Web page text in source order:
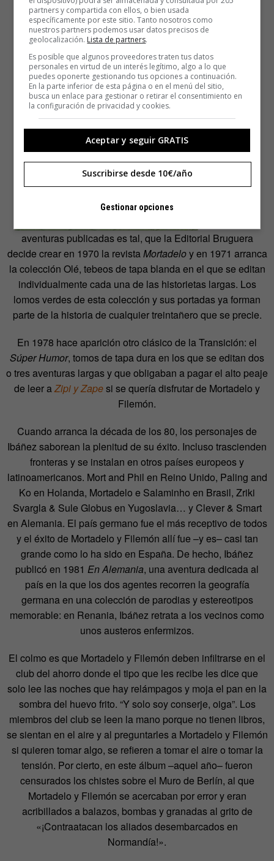
El éxito de las
aventuras publicadas es tal, que la Editorial Bruguera
decide crear en 1970 la revistaMortadeloy en 1971 arranca
la colección Olé, tebeos de tapa blanda en el que se editan
individualmente cada una de las historietas largas. Los
lomos verdes de esta colección y sus portadas ya forman
parte de la historia de cualquier treintañero que se precie.
En 1978 hace aparición otro clásico de la Transición: el
Súper Humor, tomos de tapa dura en los que se editan dos
o tres aventuras largas y que obligaban a pagar el alto peaje
de leer aZipi y Zapesi se quería disfrutar de Mortadelo y
Filemón.
Cuando arranca la década de los 80, los personajes de
Ibáñez saborean la plenitud de su éxito. Incluso trascienden
fronteras y se instalan en otros países europeos y
latinoamericanos. Mort and Phil en Reino Unido, Paling and
Ko en Holanda, Mortadelo e Salaminho en Brasil, Zriki
Svargla & Sule Globus en Yugoslavia… y Clever & Smart
en Alemania. El país germano fue el más receptivo de todos
y el éxito de Mortadelo y Filemón allí fue –y es– casi tan
grande como lo ha sido en España. De hecho, Ibáñez
publicó en 1981 En Alemania, una aventura dedicada al
país en la que los dos agentes recorren la geografía
germana en una colección de parodias y estereotipos
memorable: en Renania, Ibáñez retrata a los vecinos como
unos austeros enfermizos.
El colmo es que Mortadelo y Filemón deben infiltrarse en el
club del ahorro donde el tipo que les recibe les dice que
solo lee las noches que hay relámpagos y moja el pan en la
sombra del huevo frito. “Y solo soy conserje, oiga”. Los
miembros del club se leen la mano porque no tienen libros,
se sientan en el aire y al preguntarles a Mortadelo y Filemón
si quieren tomar algo, se refieren a tomar el aire o tomar la
tensión. Por cierto, en este álbum –aquel año– fueron
censurados los chistes sobre el Muro de Berlín, al que
Mortadelo y Filemón se acercaban por error y eran
acribillados a balazos, bombas y granadas al grito de
«¡Contraatacan los aliados desembarcados en
Normandía!».
partners y compartida con ellos, o bien usada
específicamente por este sitio. Tanto nosotros como
nuestros partners podemos usar datos precisos de
geolocalización. Lista de partners.
Es posible que algunos proveedores traten tus datos
personales en virtud de un interés legítimo, algo a lo que
puedes oponerte gestionando tus opciones a continuación.
En la parte inferior de esta página o en el menú del sitio,
busca un enlace para gestionar o retirar el consentimiento en
la configuración de privacidad y cookies.
Aceptar y seguir GRATIS
Suscribirse desde 10€/año
Gestionar opciones